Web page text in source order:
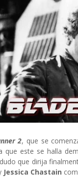
2, que se
que este se halla
que dirija
Jessica Chastain